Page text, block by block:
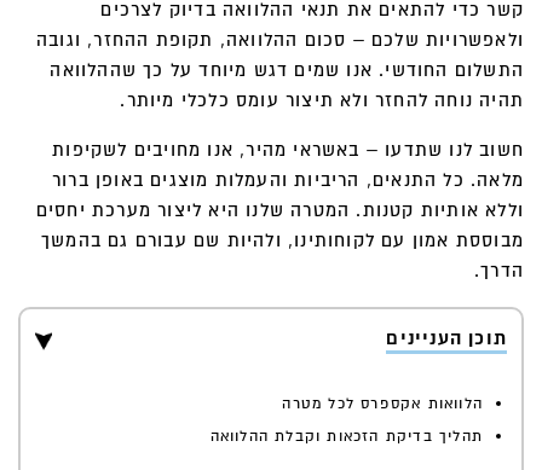
קשר כדי להתאים את תנאי ההלוואה בדיוק לצרכים
ולאפשרויות שלכם – סכום ההלוואה, תקופת ההחזר, וגובה
התשלום החודשי. אנו שמים דגש מיוחד על כך שההלוואה
תהיה נוחה להחזר ולא תיצור עומס כלכלי מיותר.
חשוב לנו שתדעו – באשראי מהיר, אנו מחויבים לשקיפות
מלאה. כל התנאים, הריביות והעמלות מוצגים באופן ברור
וללא אותיות קטנות. המטרה שלנו היא ליצור מערכת יחסים
מבוססת אמון עם לקוחותינו, ולהיות שם עבורם גם בהמשך
הדרך.
תוכן העניינים
הלוואות אקספרס לכל מטרה
תהליך בדיקת הזכאות וקבלת ההלוואה